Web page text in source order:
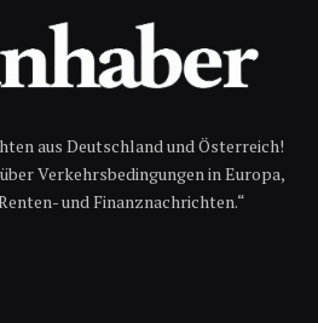
aus Deutschland und Österreich!
Verkehrsbedingungen in Europa,
und Finanznachrichten.“